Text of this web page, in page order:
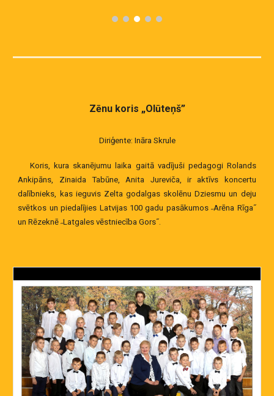
Zēnu koris „Olūteņš”
Diriģente: Ināra Skrule
Koris, kura skanējumu laika gaitā vadījuši pedagogi Rolands
Ankipāns, Zinaida Tabūne, Anita Jureviča, ir aktīvs koncertu
dalībnieks, kas ieguvis Zelta godalgas skolēnu Dziesmu un deju
svētkos un piedalījies Latvijas 100 gadu pasākumos ˶Arēna Rīga˝
un Rēzeknē ˶Latgales vēstniecība Gors˝.